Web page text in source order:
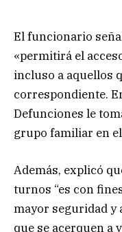
El funcionario
«permitirá el
incluso a aquellos
correspondiente.
Defunciones le
grupo familiar en
Además, explicó
turnos “es con
mayor seguridad y
que se acerquen a